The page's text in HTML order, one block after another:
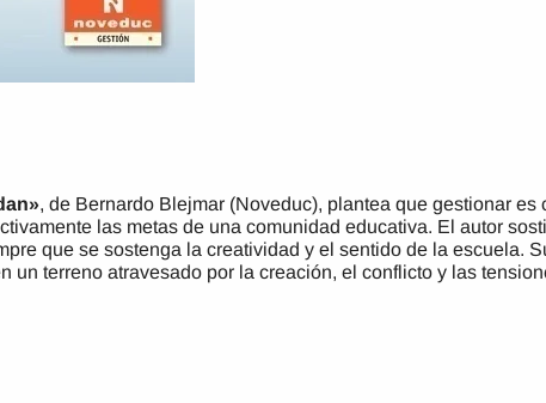
, de Bernardo Blejmar (Noveduc), plantea que gestionar
las metas de una comunidad educativa. El autor
que se sostenga la creatividad y el sentido de la escuela.
un terreno atravesado por la creación, el conflicto y las